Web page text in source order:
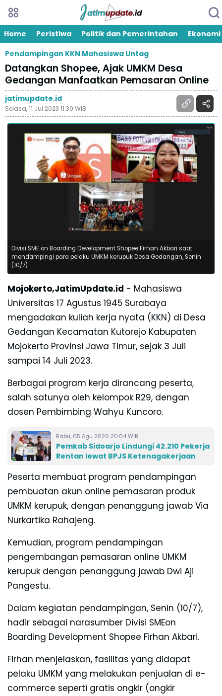
Home Peristiwa Politik dan Pemerintahan
Ekonomi
Pendampingan KKN Mahasiswa Untag
Datangkan Shopee, Ajak UMKM Desa
Gedangan Manfaatkan Pemasaran Online
jatimupdate.id
Selasa, 11 Jul 2023 11:39 WIB
Divisi SME on Boarding Development Shopee Firhan Akbari saat
mendampingi para pelaku UMKM kerupuk Desa Gedangan, Senin
(10/7).
Mojokerto,JatimUpdate.id - Mahasiswa
Universitas 17 Agustus 1945 Surabaya
mengadakan kuliah kerja nyata (KKN) di Desa
Gedangan Kecamatan Kutorejo Kabupaten
Mojokerto Provinsi Jawa Timur, sejak 3 Juli
sampai 14 Juli 2023.
Berbagai program kerja dirancang peserta,
salah satunya oleh kelompok R29, dengan
dosen Pembimbing Wahyu Kuncoro.
Rabu, 05 Agu 2026 20:04 WIB
Pemkab Sidoarjo Lindungi 42.210 Pekerja
Rentan lewat BPJS Ketenagakerjaan
Peserta membuat program pendampingan
pembuatan akun online pemasaran produk
UMKM kerupuk, dengan penanggung jawab Via
Nurkartika Rahajeng.
Kemudian, program pendampingan
pengembangan pemasaran online UMKM
kerupuk dengan penanggung jawab Dwi Aji
Pangestu.
Dalam kegiatan pendampingan, Senin (10/7),
hadir sebagai narasumber Divisi SMEon
Boarding Development Shopee Firhan Akbari.
Firhan menjelaskan, fasilitas yang didapat
pelaku UMKM yang melakukan penjualan di e-
commerce seperti gratis ongkir (ongkir